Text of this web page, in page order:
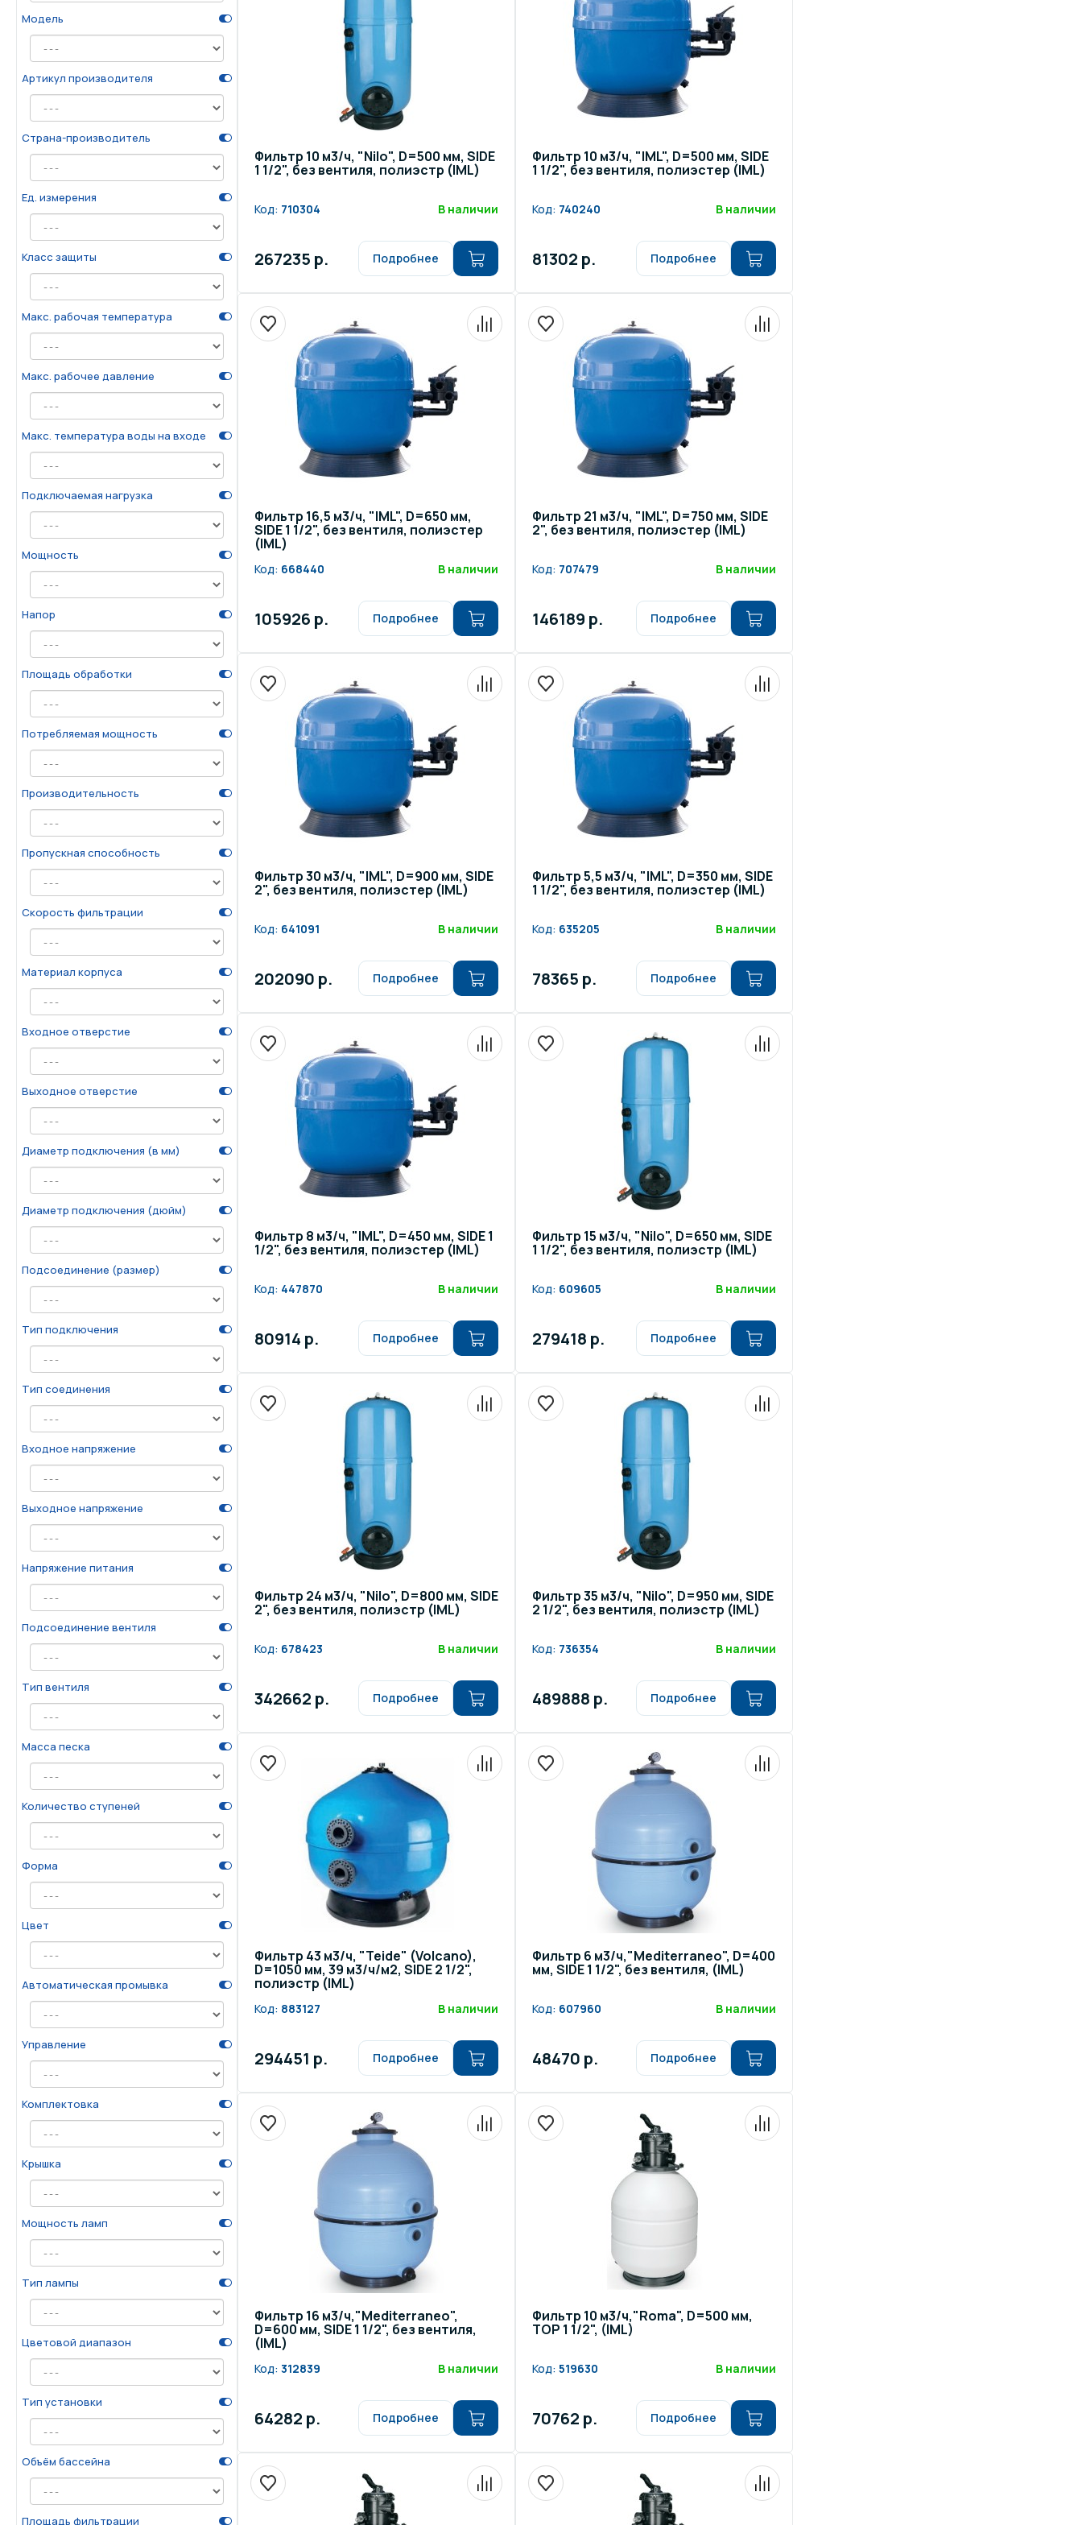
Инвентарь для отдыха
Освещение и подсветка для
бассейна
Измерение параметров воды
Системы безопасности Отделочные материалы Строительные материалы
Модель
Артикул производителя
Страна-производитель
Ед. измерения
Класс защиты
Макс. рабочая температура
Макс. рабочее давление
Макс. температура воды на входе
Подключаемая нагрузка
Мощность
Напор
Площадь обработки
Потребляемая мощность
Производительность
Пропускная способность
Скорость фильтрации
Материал корпуса
Входное отверстие
Выходное отверстие
Диаметр подключения (в мм)
Диаметр подключения (дюйм)
Подсоединение (размер)
Тип подключения
Тип соединения
Входное напряжение
Выходное напряжение
Напряжение питания
Подсоединение вентиля
Тип вентиля
Масса песка
Количество ступеней
Форма
Цвет
Автоматическая промывка
Управление
Комплектовка
Крышка
Мощность ламп
Тип лампы
Цветовой диапазон
Тип установки
Объём бассейна
Площадь фильтрации
Фильтр 10 м3/ч, "Nilo", D=500 мм, SIDE
1 1/2", без вентиля, полиэстр (IML)
Код: 710304 В наличии
267235 р. Подробнее
Фильтр 10 м3/ч, "IML", D=500 мм, SIDE
1 1/2", без вентиля, полиэстер (IML)
Код: 740240 В наличии
81302 р. Подробнее
Фильтр 16,5 м3/ч, "IML", D=650 мм,
SIDE 1 1/2", без вентиля, полиэстер
(IML)
Код: 668440 В наличии
105926 р. Подробнее
Фильтр 21 м3/ч, "IML", D=750 мм, SIDE
2", без вентиля, полиэстер (IML)
Код: 707479 В наличии
146189 р. Подробнее
Фильтр 30 м3/ч, "IML", D=900 мм, SIDE
2", без вентиля, полиэстер (IML)
Код: 641091 В наличии
202090 р. Подробнее
Фильтр 5,5 м3/ч, "IML", D=350 мм, SIDE
1 1/2", без вентиля, полиэстер (IML)
Код: 635205 В наличии
78365 р. Подробнее
Фильтр 8 м3/ч, "IML", D=450 мм, SIDE 1
1/2", без вентиля, полиэстер (IML)
Код: 447870 В наличии
80914 р. Подробнее
Фильтр 15 м3/ч, "Nilo", D=650 мм, SIDE
1 1/2", без вентиля, полиэстр (IML)
Код: 609605 В наличии
279418 р. Подробнее
Фильтр 24 м3/ч, "Nilo", D=800 мм, SIDE
2", без вентиля, полиэстр (IML)
Код: 678423 В наличии
342662 р. Подробнее
Фильтр 35 м3/ч, "Nilo", D=950 мм, SIDE
2 1/2", без вентиля, полиэстр (IML)
Код: 736354 В наличии
489888 р. Подробнее
Фильтр 43 м3/ч, "Teide" (Volcano),
D=1050 мм, 39 м3/ч/м2, SIDE 2 1/2",
полиэстр (IML)
Код: 883127 В наличии
294451 р. Подробнее
Фильтр 6 м3/ч,"Mediterraneo", D=400
мм, SIDE 1 1/2", без вентиля, (IML)
Код: 607960 В наличии
48470 р. Подробнее
Фильтр 16 м3/ч,"Mediterraneo",
D=600 мм, SIDE 1 1/2", без вентиля,
(IML)
Код: 312839 В наличии
64282 р. Подробнее
Фильтр 10 м3/ч,"Roma", D=500 мм,
TOP 1 1/2", (IML)
Код: 519630 В наличии
70762 р. Подробнее